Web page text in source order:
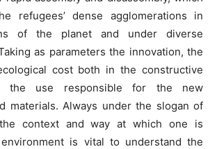
refugees’ dense agglomerations in
of the planet and under diverse
as parameters the innovation, the
cost both in the constructive
the use responsible for the new
materials. Always under the slogan of
context and way at which one is
is vital to understand the